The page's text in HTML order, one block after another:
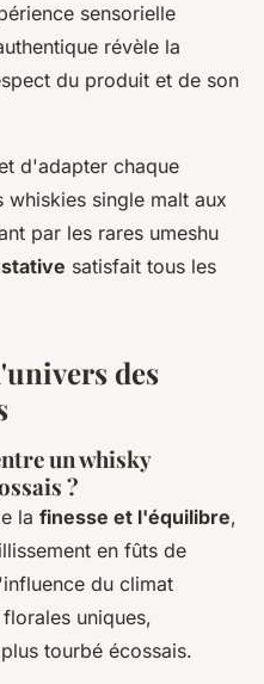
sensorielle
révèle la
du produit et de son
d'adapter chaque
whiskies single malt aux
par les rares umeshu
satisfait tous les
des
un whisky
?
la finesse et l'équilibre,
en fûts de
du climat
uniques,
tourbé écossais.